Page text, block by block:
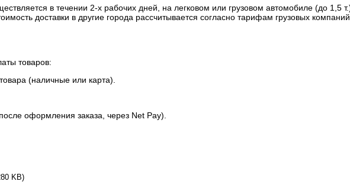
в течении 2-х рабочих дней, на легковом или грузовом автомобиле (до 1,5
доставки в другие города рассчитывается согласно тарифам грузовых компаний.
товаров:
(наличные или карта).
оформления заказа, через Net Pay).
KB)